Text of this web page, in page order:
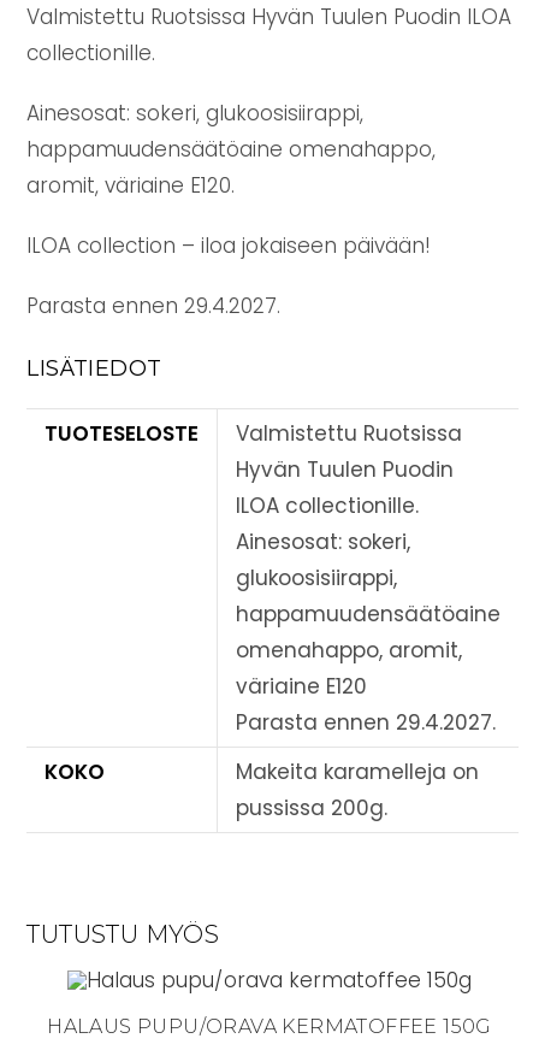
Valmistettu Ruotsissa Hyvän Tuulen Puodin ILOA
collectionille.
Ainesosat: sokeri, glukoosisiirappi,
happamuudensäätöaine omenahappo,
aromit, väriaine E120.
ILOA collection – iloa jokaiseen päivään!
Parasta ennen 29.4.2027.
LISÄTIEDOT
TUOTESELOSTE
Valmistettu Ruotsissa
Hyvän Tuulen Puodin
ILOA collectionille.
Ainesosat: sokeri,
glukoosisiirappi,
happamuudensäätöaine
omenahappo, aromit,
väriaine E120
Parasta ennen 29.4.2027.
KOKO
Makeita karamelleja on
pussissa 200g.
TUTUSTU MYÖS
HALAUS PUPU/ORAVA KERMATOFFEE 150G